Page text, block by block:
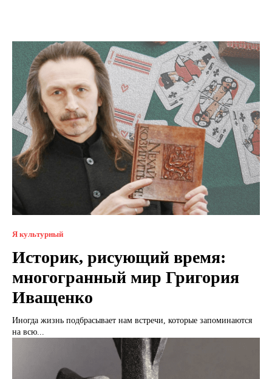
Я культурный
Историк, рисующий время:
многогранный мир Григория
Иващенко
Иногда жизнь подбрасывает нам встречи, которые запоминаются
на всю...